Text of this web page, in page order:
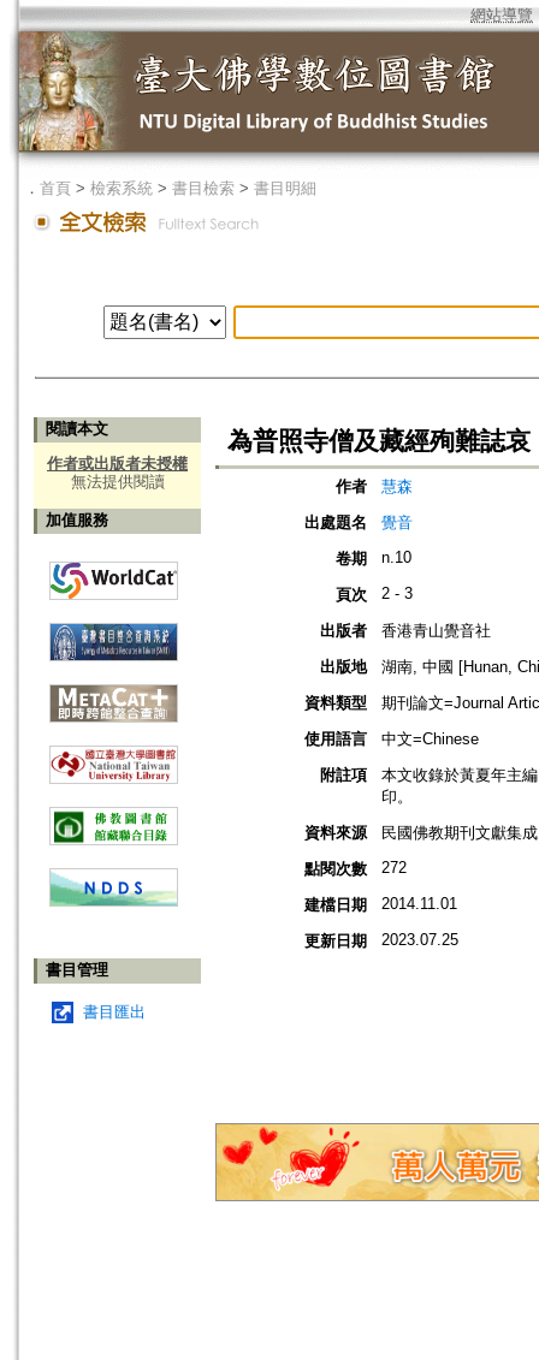
網站導覽
． 首頁 > 檢索系統 > 書目檢索 > 書目明細
閱讀本文
作者或出版者未授權
無法提供閱讀
加值服務
書目管理
書目匯出
為普照寺僧及藏經殉難誌哀
作者
慧森
出處題名
覺音
卷期
n.10
頁次 2 - 3
出版者
香港青山覺音社
出版地
湖南, 中國 [Hunan,
資料類型
期刊論文=Journal
使用語言
中文=Chinese
附註項
本文收錄於黃夏年主
印。
資料來源
民國佛教期刊文獻集
點閱次數
272
建檔日期 2014.11.01
更新日期 2023.07.25